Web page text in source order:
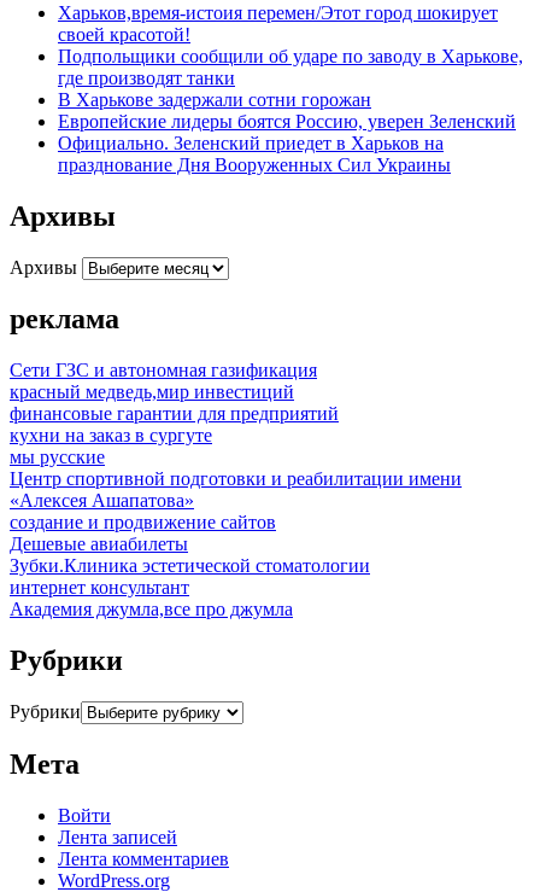
Харьков,время-истоия перемен/Этот город шокирует
своей красотой!
Подпольщики сообщили об ударе по заводу в Харькове,
где производят танки
В Харькове задержали сотни горожан
Европейские лидеры боятся Россию, уверен Зеленский
Официально. Зеленский приедет в Харьков на
празднование Дня Вооруженных Сил Украины
Архивы
Архивы
реклама
Сети ГЗС и автономная газификация
красный медведь,мир инвестиций
финансовые гарантии для предприятий
кухни на заказ в сургуте
мы русские
Центр спортивной подготовки и реабилитации имени
«Алексея Ашапатова»
создание и продвижение сайтов
Дешевые авиабилеты
Зубки.Клиника эстетической стоматологии
интернет консультант
Академия джумла,все про джумла
Рубрики
Рубрики
Мета
Войти
Лента записей
Лента комментариев
WordPress.org